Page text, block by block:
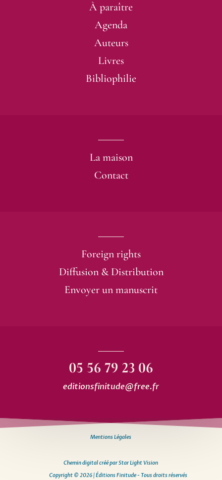
À paraître
Agenda
Auteurs
Livres
Bibliophilie
La maison
Contact
Foreign rights
Diffusion & Distribution
Envoyer un manuscrit
05 56 79 23 06
editionsfinitude@free.fr
Mentions Légales
Chemin digital créé par Star Light Vision
Copyright © 2026 | Éditions Finitude - Tous droits réservés